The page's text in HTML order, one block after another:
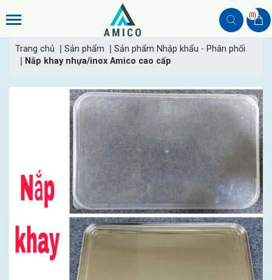
(0)
Trang chủ Sản phẩm
Sản phẩm Nhập khẩu - Phân phối
Nắp khay nhựa/inox Amico cao cấp